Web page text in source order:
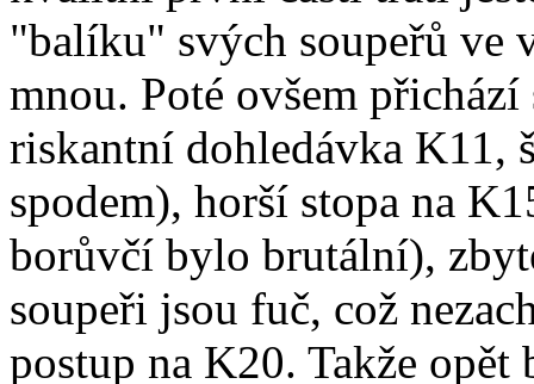
"balíku" svých soupeřů ve
mnou. Poté ovšem
riskantní dohledávka K11,
spodem), horší stopa na
borůvčí bylo brutální),
soupeři jsou fuč, což
postup na K20. Takže opět